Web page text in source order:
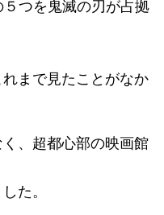
つを鬼滅の刃が占拠
まで見たことがなか
、超都心部の映画館
た。